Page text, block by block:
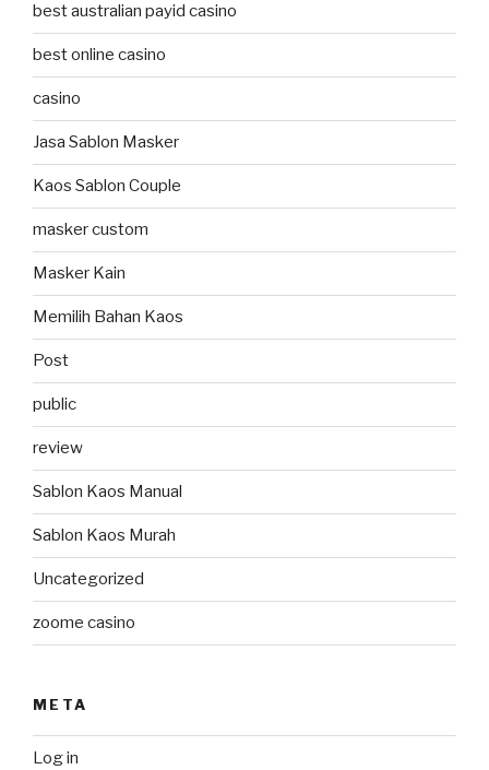
best australian payid casino
best online casino
casino
Jasa Sablon Masker
Kaos Sablon Couple
masker custom
Masker Kain
Memilih Bahan Kaos
Post
public
review
Sablon Kaos Manual
Sablon Kaos Murah
Uncategorized
zoome casino
META
Log in